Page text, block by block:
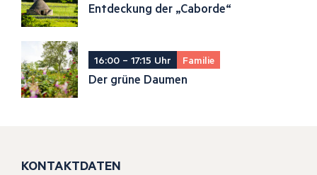
Entdeckung der „Caborde“
16:00 – 17:15 Uhr Familie
Der grüne Daumen
KONTAKTDATEN